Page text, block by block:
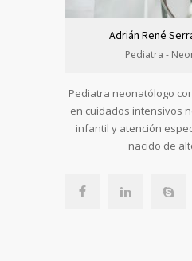
Adrián René
Pediatra -
Pediatra neonatólogo
en cuidados intensivos
infantil y atención
nacido de